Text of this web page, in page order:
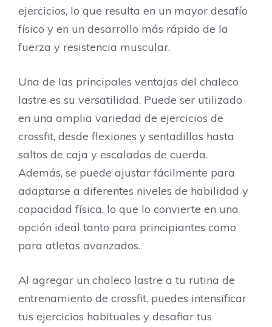
ejercicios, lo que resulta en un mayor desafío
físico y en un desarrollo más rápido de la
fuerza y resistencia muscular.
Una de las principales ventajas del chaleco
lastre es su versatilidad. Puede ser utilizado
en una amplia variedad de ejercicios de
crossfit, desde flexiones y sentadillas hasta
saltos de caja y escaladas de cuerda.
Además, se puede ajustar fácilmente para
adaptarse a diferentes niveles de habilidad y
capacidad física, lo que lo convierte en una
opción ideal tanto para principiantes como
para atletas avanzados.
Al agregar un chaleco lastre a tu rutina de
entrenamiento de crossfit, puedes intensificar
tus ejercicios habituales y desafiar tus